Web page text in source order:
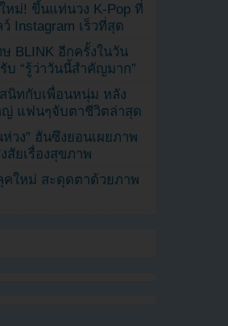
หม่! ขึ้นแท่นวง K-Pop ที่
Instagram เร็วที่สุด
BLINK อีกครั้งในวัน
บ “รู้ว่าวันนี้สำคัญมาก”
นิทกับเพื่อนหนุ่ม หลัง
ญ่ แฟนๆจับตาชีวิตล่าสุด
วง” ฮันซึงยอนเผยภาพ
สัยเรื่องสุขภาพ
ใหม่ สะดุดตาด้วยภาพ